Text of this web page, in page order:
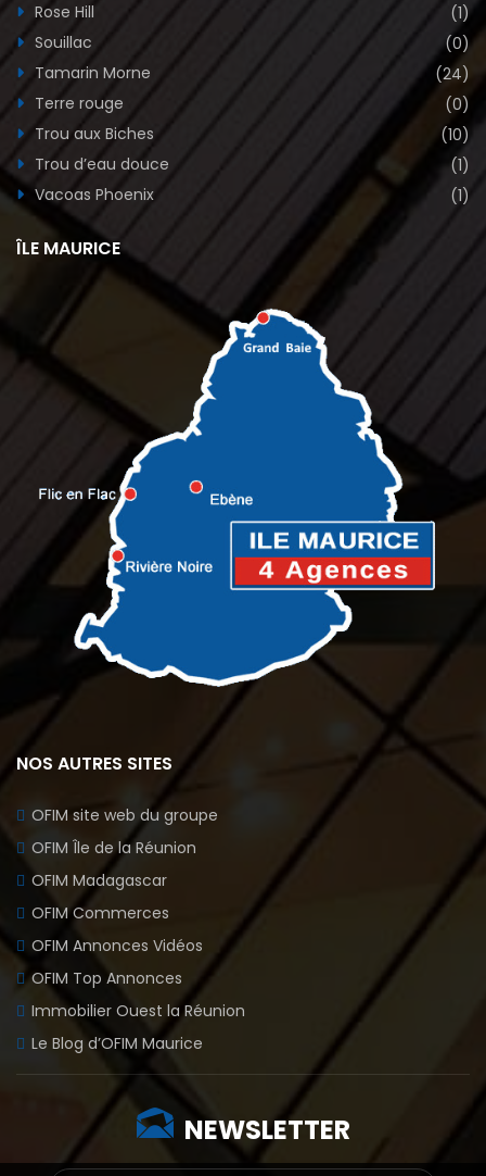
Rose Hill
(1)
Souillac
(0)
Tamarin Morne
(24)
Terre rouge
(0)
Trou aux Biches
(10)
Trou d’eau douce
(1)
Vacoas Phoenix
(1)
ÎLE MAURICE
NOS AUTRES SITES
OFIM site web du groupe
OFIM Île de la Réunion
OFIM Madagascar
OFIM Commerces
OFIM Annonces Vidéos
OFIM Top Annonces
Immobilier Ouest la Réunion
Le Blog d’OFIM Maurice
NEWSLETTER